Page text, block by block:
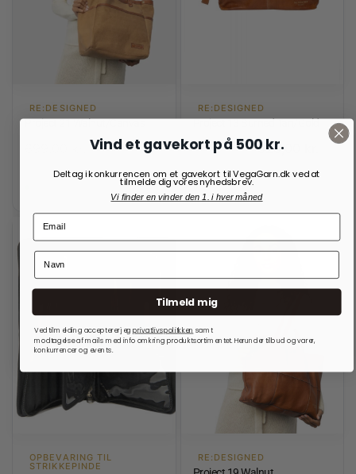
RE:DESIGNED
Project 21 Walnut/Canvas
RE:DESIGNED
Project 13 Burned Tan/Gold
700,00 kr. 525,00
På lager
OPBEVARING TIL
STRIKKEPINDE
RE:DESIGNED
Vind et gavekort på 500 kr.
Deltag i konkurrencen om et gavekort til VegaGarn.dk ved at
tilmelde dig vores nyhedsbrev.
Vi finder en vinder den 1. i hver måned
Tilmeld mig
Ved tilmelding accepterer jegprivatlivspolitkken samt
modtagelse af mails med info omkring produktsortimentet. Herunder tilbud og varer,
konkurrencer og events.